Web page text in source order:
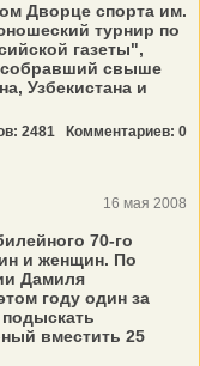
Дворце спорта им.
турнир по
газеты",
собравший свыше
Узбекистана и
2481 Комментариев: 0
16 мая 2008
70-го
и женщин. По
Дамиля
году один за
вместить 25